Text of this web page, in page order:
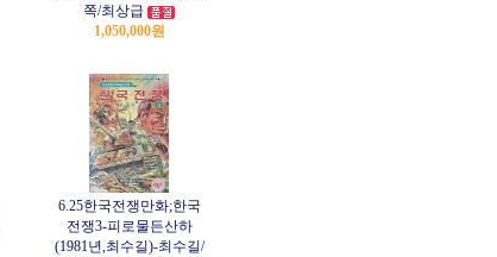
쪽/최상급
1,050,000원
6.25한국전쟁만화;한국
전쟁3-피로물든산하
(1981년,최수길)-최수길/